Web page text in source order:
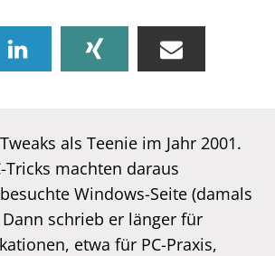
als Teenie im Jahr 2001.
Tricks machten daraus
Windows-Seite (damals
Dann schrieb er länger für
etwa für PC-Praxis,